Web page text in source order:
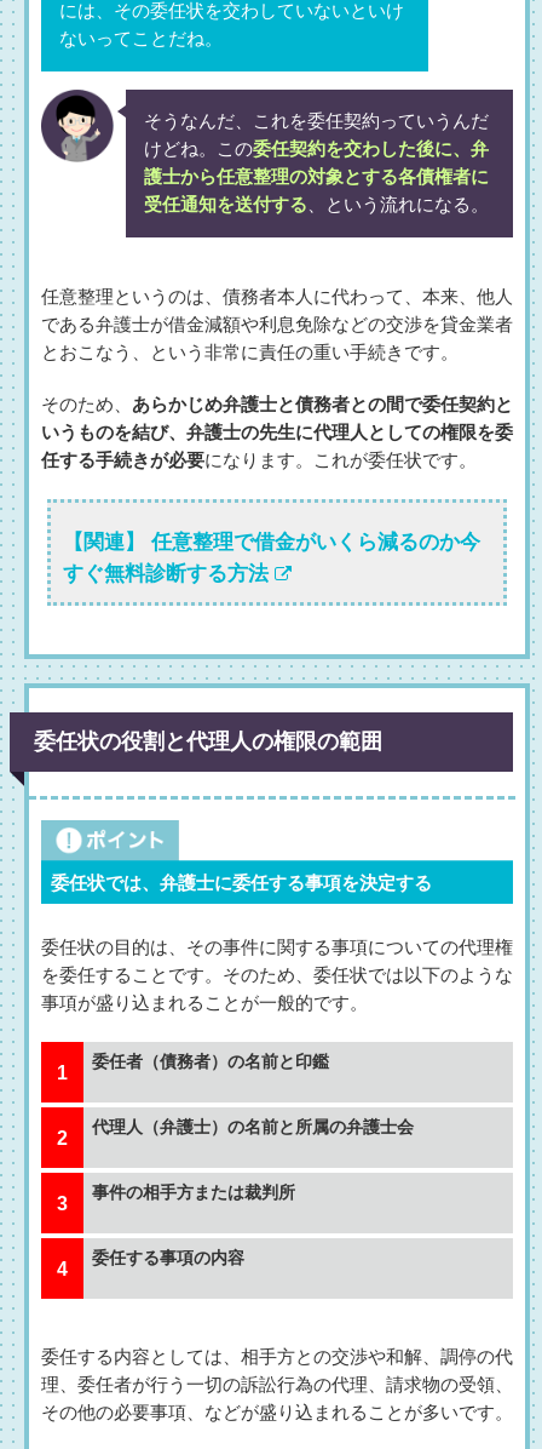
には、その委任状を交わしていないといけ
ないってことだね。
そうなんだ、これを委任契約っていうんだ
けどね。この委任契約を交わした後に、弁
護士から任意整理の対象とする各債権者に
受任通知を送付する 、という流れになる。
任意整理というのは、債務者本人に代わって、本来、他人
である弁護士が借金減額や利息免除などの交渉を貸金業者
とおこなう、という非常に責任の重い手続きです。
そのため、 あらかじめ弁護士と債務者との間で委任契約と
いうものを結び、弁護士の先生に代理人としての権限を委
任する手続きが必要になります。これが委任状です。
【関連】 任意整理で借金がいくら減るのか今
すぐ無料診断する方法
委任状の役割と代理人の権限の範囲
委任状では、弁護士に委任する事項を決定する
委任状の目的は、その事件に関する事項についての代理権
を委任することです。そのため、委任状では以下のような
事項が盛り込まれることが一般的です。
委任者（債務者）の名前と印鑑
代理人（弁護士）の名前と所属の弁護士会
事件の相手方または裁判所
委任する事項の内容
委任する内容としては、相手方との交渉や和解、調停の代
理、委任者が行う一切の訴訟行為の代理、請求物の受領、
その他の必要事項、などが盛り込まれることが多いです。